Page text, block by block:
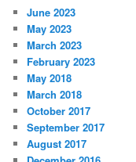
June 2023
May 2023
March 2023
February 2023
May 2018
March 2018
October 2017
September 2017
August 2017